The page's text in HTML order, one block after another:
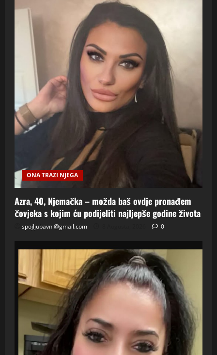
ONA TRAZI NJEGA
Azra, 40, Njemačka – možda baš ovdje pronađem
čovjeka s kojim ću podijeliti najljepše godine života
spojljubavni@gmail.com 0